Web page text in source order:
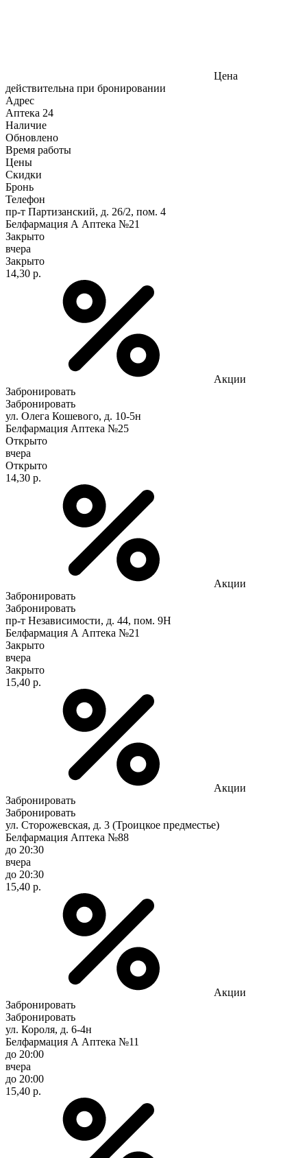
Цена
действительна при бронировании
Адрес
Аптека 24
Наличие
Обновлено
Время работы
Цены
Скидки
Бронь
Телефон
пр-т Партизанский, д. 26/2, пом. 4
Белфармация А Аптека №21
Закрыто
вчера
Закрыто
14,30 р.
Акции
Забронировать
Забронировать
ул. Олега Кошевого, д. 10-5н
Белфармация Аптека №25
Открыто
вчера
Открыто
14,30 р.
Акции
Забронировать
Забронировать
пр-т Независимости, д. 44, пом. 9Н
Белфармация А Аптека №21
Закрыто
вчера
Закрыто
15,40 р.
Акции
Забронировать
Забронировать
ул. Сторожевская, д. 3 (Троицкое предместье)
Белфармация Аптека №88
до 20:30
вчера
до 20:30
15,40 р.
Акции
Забронировать
Забронировать
ул. Короля, д. 6-4н
Белфармация А Аптека №11
до 20:00
вчера
до 20:00
15,40 р.